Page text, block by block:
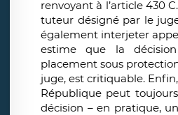
renvoyant à l’article 430
tuteur désigné par le
également interjeter
estime que la
placement sous
juge, est critiquable.
République peut
décision – en pratique,